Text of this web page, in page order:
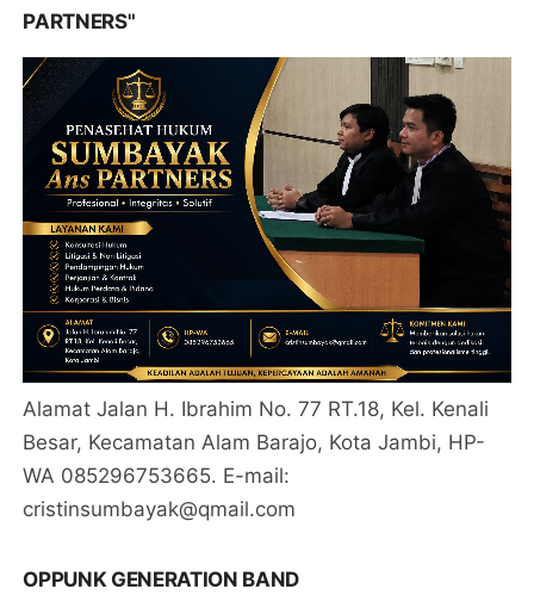
PARTNERS"
Alamat Jalan H. Ibrahim No. 77 RT.18, Kel. Kenali
Besar, Kecamatan Alam Barajo, Kota Jambi, HP-
WA 085296753665. E-mail:
cristinsumbayak@qmail.com
OPPUNK GENERATION BAND